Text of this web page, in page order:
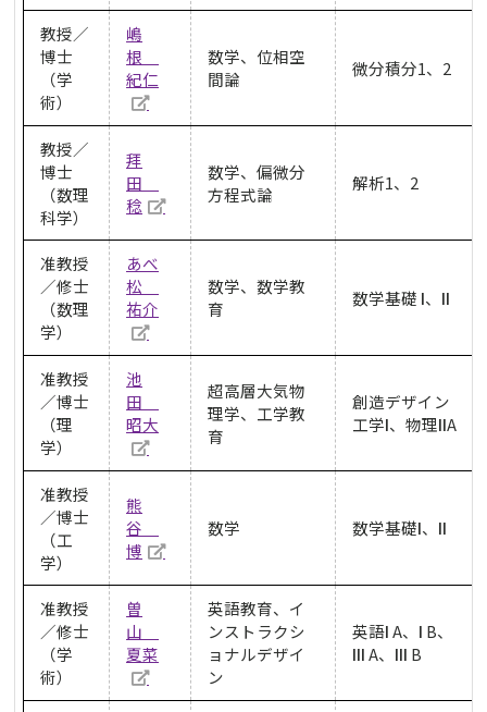
教授／
博士
（学
術）
嶋
根
紀仁
数学、位相空
間論
微分積分1、2
教授／
博士
（数理
科学）
拜
田
稔
数学、偏微分
方程式論
解析1、2
准教授
／修士
（数理
学）
あべ
松
祐介
数学、数学教
育
数学基礎 Ⅰ、Ⅱ
准教授
／博士
（理
学）
池
田
昭大
超高層大気物
理学、工学教
育
創造デザイン
工学Ⅰ、物理ⅡA
准教授
／博士
（工
学）
熊
谷
博
数学 数学基礎Ⅰ、Ⅱ
准教授
／修士
（学
術）
曽
山
夏菜
英語教育、イ
ンストラクシ
ョナルデザイ
ン
英語Ⅰ A、Ⅰ B、
Ⅲ A、Ⅲ B